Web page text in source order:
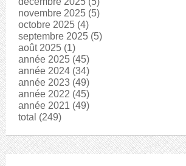
novembre 2025 (5)
octobre 2025 (4)
septembre 2025 (5)
août 2025 (1)
année 2025 (45)
année 2024 (34)
année 2023 (49)
année 2022 (45)
année 2021 (49)
total (249)